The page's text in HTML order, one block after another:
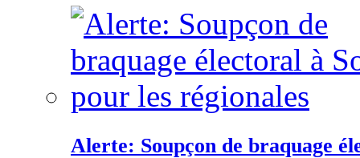
Alerte: Soupçon de braquage